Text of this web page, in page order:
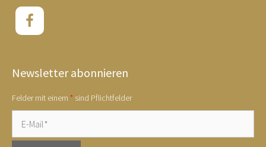
Newsletter abonnieren
Felder mit einem * sind Pflichtfelder